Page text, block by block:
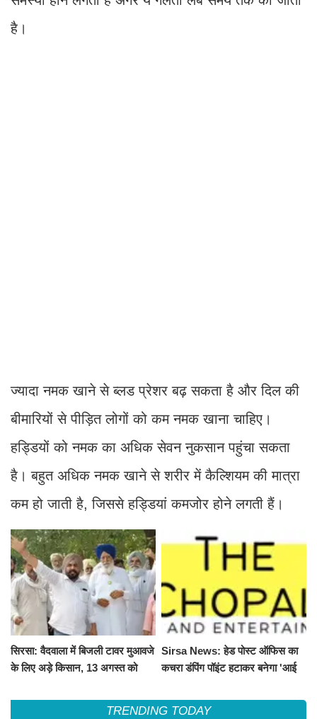
है।
ज्यादा नमक खाने से ब्लड प्रेशर बढ़ सकता है और दिल की
बीमारियों से पीड़ित लोगों को कम नमक खाना चाहिए।
हड्डियों को नमक का अधिक सेवन नुकसान पहुंचा सकता
है। बहुत अधिक नमक खाने से शरीर में कैल्शियम की मात्रा
कम हो जाती है, जिससे हड्डियां कमजोर होने लगती हैं।
सिरसा: वैदवाला में बिजली टावर मुआवजे
के लिए अड़े किसान, 13 अगस्त को
Sirsa News: हेड पोस्ट ऑफिस का
कचरा डंपिंग पॉइंट हटाकर बनेगा 'आई
TRENDING TODAY